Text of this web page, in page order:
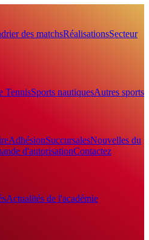
des matchsRéalisationsSecteur
TennisSports nautiquesAutres sports
AdhésionSuccursalesNouvelles du
d'autorisationContactez
Actualités de l'académie